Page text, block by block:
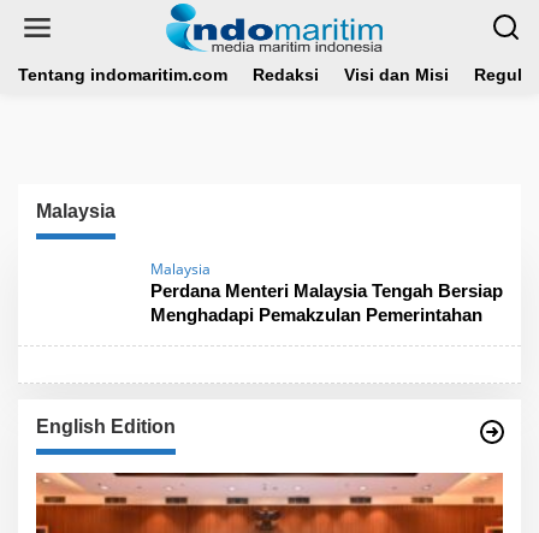
Tentang indomaritim.com Redaksi Visi dan Misi
Malaysia
Malaysia
Perdana Menteri Malaysia Tengah Bersiap
Menghadapi Pemakzulan Pemerintahan
English Edition